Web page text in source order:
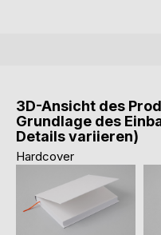
3D-Ansicht des
Grundlage des
Details variieren)
Hardcover